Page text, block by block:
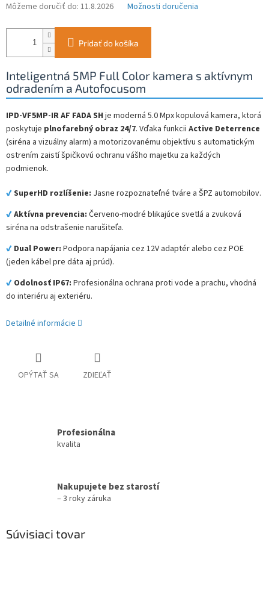
Môžeme doručiť do: 11.8.2026 Možnosti doručenia
Pridať do košíka
Inteligentná 5MP Full Color kamera s aktívnym
odradením a Autofocusom
IPD-VF5MP-IR AF FADA SH je moderná 5.0 Mpx kopulová kamera, ktorá
poskytuje plnofarebný obraz 24/7. Vďaka funkcii Active Deterrence
(siréna a vizuálny alarm) a motorizovanému objektívu s automatickým
ostrením zaistí špičkovú ochranu vášho majetku za každých
podmienok.
✔SuperHD rozlíšenie: Jasne rozpoznateľné tváre a ŠPZ automobilov.
✔Aktívna prevencia: Červeno-modré blikajúce svetlá a zvuková
siréna na odstrašenie narušiteľa.
✔ Dual Power: Podpora napájania cez 12V adaptér alebo cez POE
(jeden kábel pre dáta aj prúd).
✔ Odolnosť IP67: Profesionálna ochrana proti vode a prachu, vhodná
do interiéru aj exteriéru.
Detailné informácie
OPÝTAŤ SA ZDIEĽAŤ
Profesionálna
kvalita
Nakupujete bez starostí
– 3 roky záruka
Súvisiaci tovar